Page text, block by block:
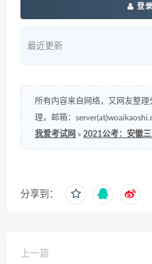
登
最近更新
所有内容来自网络，又网友整
理，邮箱：
我爱考试网 » 2021公考：安徽
分享到：
上一篇